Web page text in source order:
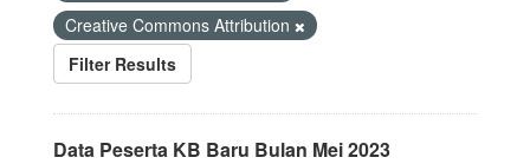
Creative Commons Attribution
Filter Results
Data Peserta KB Baru Bulan Mei 2023